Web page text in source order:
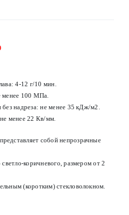
4-12 г/10 мин.
менее 100 МПа.
надреза: не менее 35 кДж/м2.
менее 22 Кв/мм.
представляет собой непрозрачные
коричневого, размером от 2
(коротким) стекловолокном.